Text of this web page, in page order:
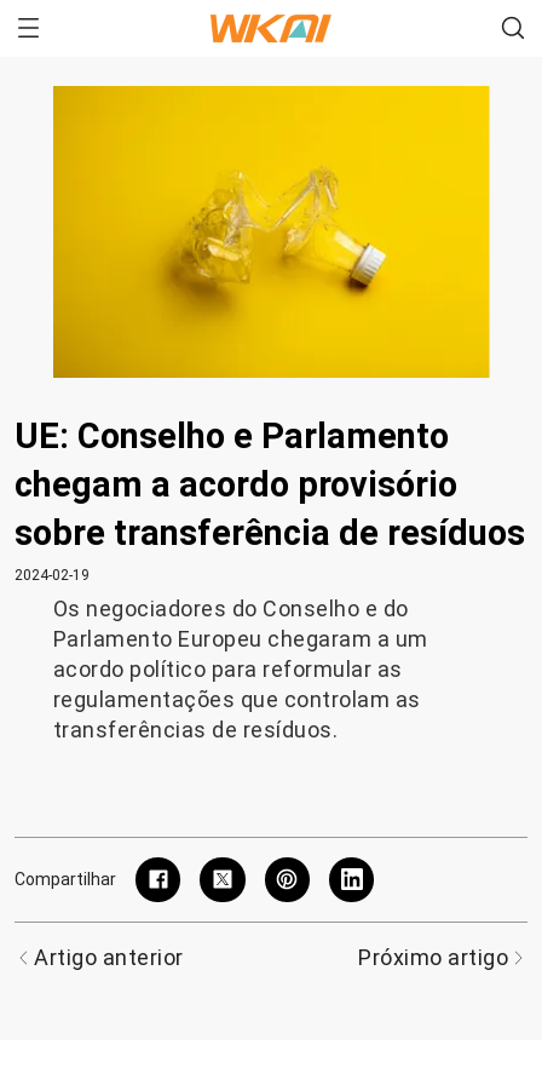
UE: Conselho e Parlamento
chegam a acordo provisório
sobre transferência de resíduos
2024-02-19
Os negociadores do Conselho e do
Parlamento Europeu chegaram a um
acordo político para reformular as
regulamentações que controlam as
transferências de resíduos.
Compartilhar
Artigo anterior Próximo artigo